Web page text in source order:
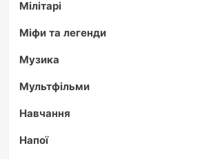
Мілітарі
Міфи та легенди
Музика
Мультфільми
Навчання
Напої